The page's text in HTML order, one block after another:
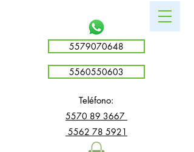
5579070648
5560550603
Teléfono:
5570 89 3667
5562 78 5921